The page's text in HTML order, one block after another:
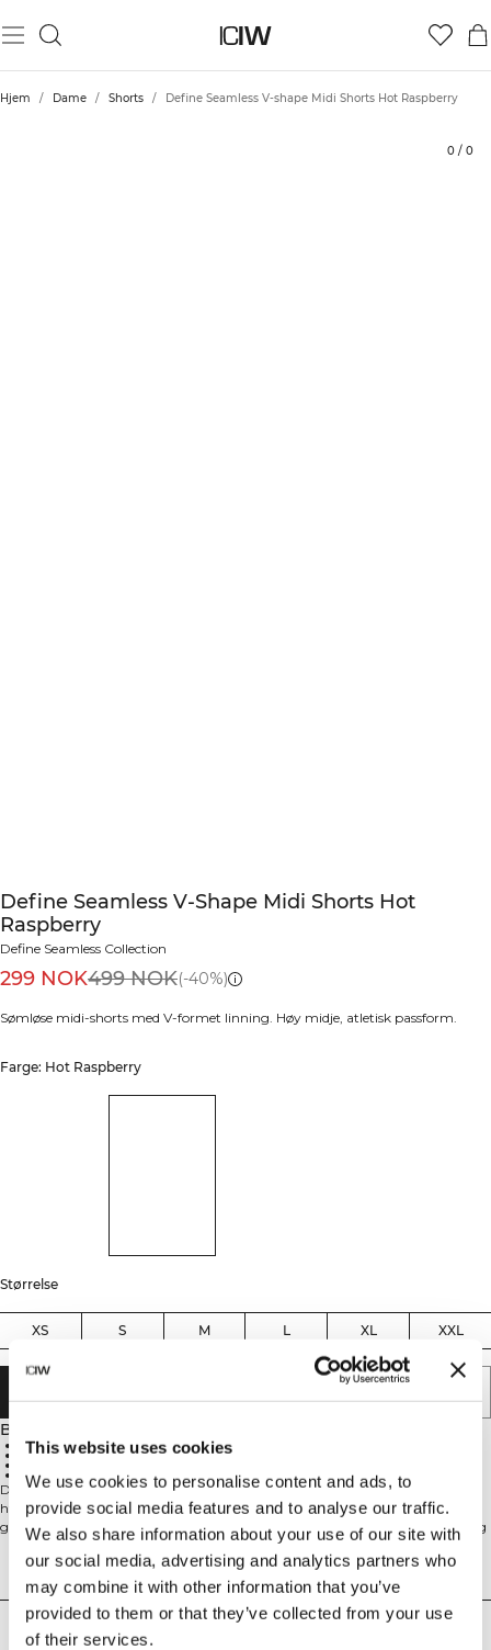
This website uses cookies
We use cookies to personalise content and ads, to
provide social media features and to analyse our traffic.
We also share information about your use of our site with
our social media, advertising and analytics partners who
may combine it with other information that you’ve
provided to them or that they’ve collected from your use
of their services.
Hjem / Dame / Shorts / Define Seamless V-shape Midi Shorts Hot Raspberry
0 / 0
Define Seamless V-Shape Midi Shorts Hot
Raspberry
Define Seamless Collection
299 NOK499 NOK(-40%)
Sømløse midi-shorts med V-formet linning. Høy midje, atletisk passform.
Farge: Hot Raspberry
Størrelse
XS S M L XL XXL
Beskrivelse
Sømløs konstruksjon
Knebøysikker
92 % polyamid, 8 % elastan
Define Seamless V-shape Midi Shorts er laget for kraftfulle økter og selvtillit i
hverdagen. Det sømløst strikkede materialet gir en glatt,
gnissingsreduserende følelse, mens den høye, V-formede linningen flatterer og
holder seg på plass for en sikker passform. Midi-lengden gir allsidig dekning
uten å begrense bevegelsesfriheten, og den atletiske passformen gir en
støttende, kroppsnær følelse. Knebøysikkert materiale holder deg dekket
gjennom dype bevegelsesutslag, og det strømlinjeformede designet uten
lommer minimerer distraksjoner. Avsluttet med diskret ICIW-branding.
Maskinvask på 40°C. 92 % polyamid, 8 % elastan.
Tekniske egenskaper
Levering og retur